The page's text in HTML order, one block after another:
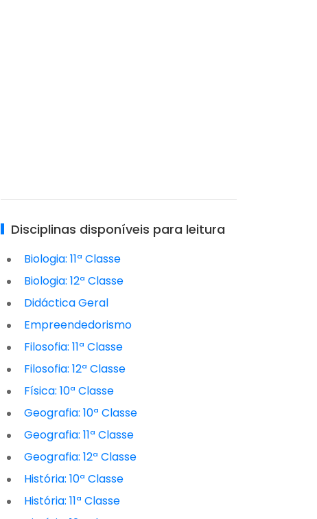
Disciplinas disponíveis para leitura
Biologia: 11ª Classe
Biologia: 12ª Classe
Didáctica Geral
Empreendedorismo
Filosofia: 11ª Classe
Filosofia: 12ª Classe
Física: 10ª Classe
Geografia: 10ª Classe
Geografia: 11ª Classe
Geografia: 12ª Classe
História: 10ª Classe
História: 11ª Classe